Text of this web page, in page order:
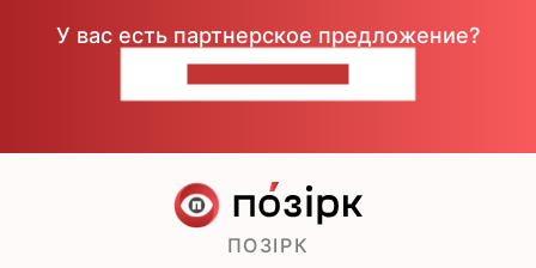
У вас есть партнерское предложение?
ПОЗІРК